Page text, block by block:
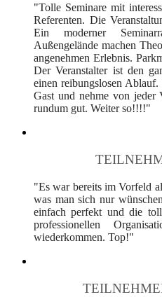
"Tolle Seminare mit
Referenten. Die
Ein moderner
Außengelände machen
angenehmen Erlebnis.
Der Veranstalter ist den
einen reibungslosen
Gast und nehme von jeder
rundum gut. Weiter so!!!!"
"Es war bereits im Vorfeld
was man sich nur
einfach perfekt und die
professionellen
wiederkommen. Top!"